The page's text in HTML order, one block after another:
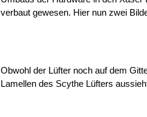
verbaut gewesen. Hier nun zwei
Obwohl der Lüfter noch auf dem
Lamellen des Scythe Lüfters